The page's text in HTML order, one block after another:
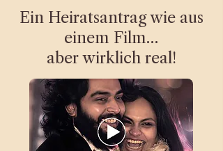
Ein Heiratsantrag wie aus
einem Film…
aber wirklich real!